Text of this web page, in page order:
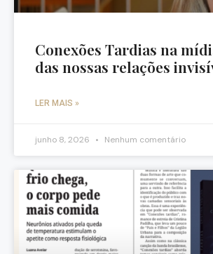
Conexões Tardias na
das nossas relações
LER MAIS »
junho 8, 2026 Nenhum comentário